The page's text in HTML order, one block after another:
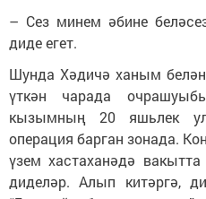
– Сез минем әбине
диде егет.
Шунда Хәдичә ханым
үткән чарада
кызымның 20 яшьлек
операция барган зонада.
үзем хастаханәдә
диделәр. Алып китәргә,